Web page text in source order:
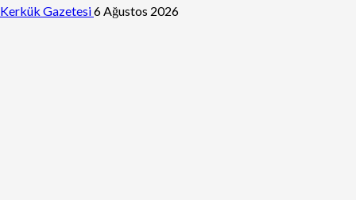
Kerkük Gazetesi6 Ağustos 2026